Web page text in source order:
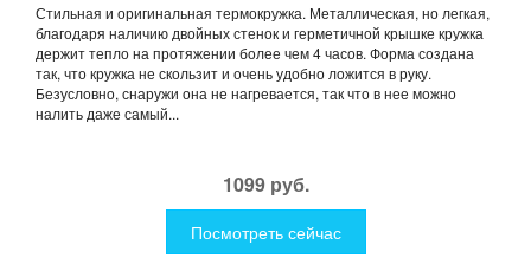
Стильная и оригинальная термокружка. Металлическая, но легкая,
благодаря наличию двойных стенок и герметичной крышке кружка
держит тепло на протяжении более чем 4 часов. Форма создана
так, что кружка не скользит и очень удобно ложится в руку.
Безусловно, снаружи она не нагревается, так что в нее можно
налить даже самый...
1099 руб.
Посмотреть сейчас